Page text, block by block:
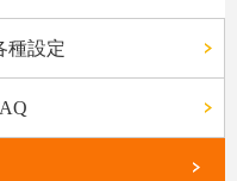
種設定